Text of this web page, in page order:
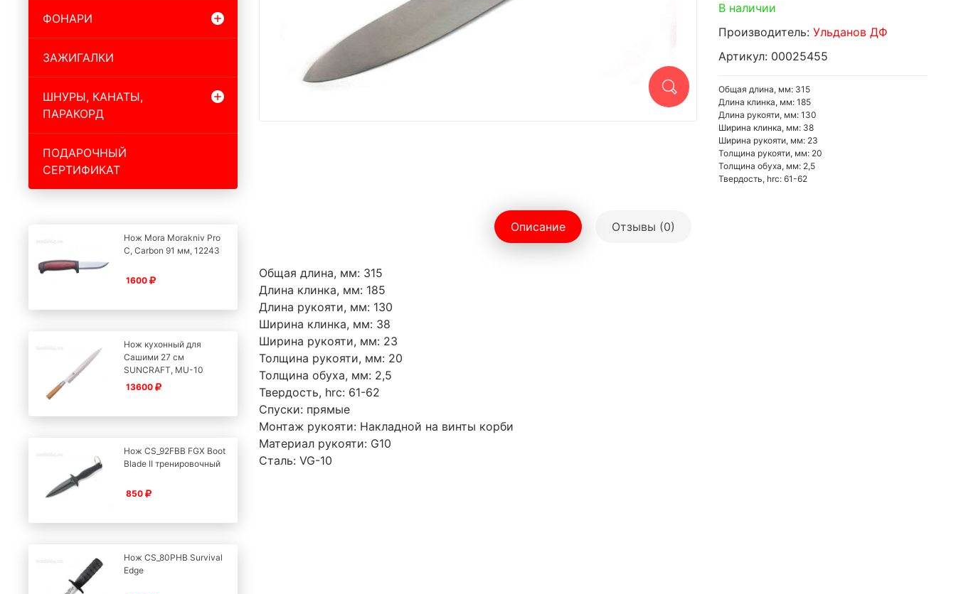
ФОНАРИ
ЗАЖИГАЛКИ
ШНУРЫ, КАНАТЫ,
ПАРАКОРД
ПОДАРОЧНЫЙ
СЕРТИФИКАТ
Нож Mora Morakniv Pro
C, Carbon 91 мм, 12243
1600
Нож кухонный для
Сашими 27 см
SUNCRAFT, MU-10
13600
Нож CS_92FBB FGX Boot
Blade II тренировочный
850
Нож CS_80PHB Survival
Edge
В наличии
Производитель:Ульданов ДФ
Артикул: 00025455
Общая длина, мм: 315
Длина клинка, мм: 185
Длина рукояти, мм: 130
Ширина клинка, мм: 38
Ширина рукояти, мм: 23
Толщина рукояти, мм: 20
Толщина обуха, мм: 2,5
Твердость, hrc: 61-62
Описание Отзывы (0)
Общая длина, мм: 315
Длина клинка, мм: 185
Длина рукояти, мм: 130
Ширина клинка, мм: 38
Ширина рукояти, мм: 23
Толщина рукояти, мм: 20
Толщина обуха, мм: 2,5
Твердость, hrc: 61-62
Спуски: прямые
Монтаж рукояти: Накладной на винты корби
Материал рукояти: G10
Сталь: VG-10